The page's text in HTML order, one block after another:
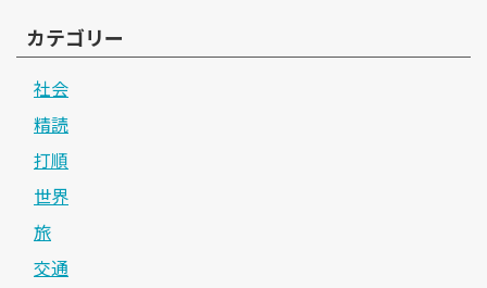
カテゴリー
社会
精読
打順
世界
旅
交通